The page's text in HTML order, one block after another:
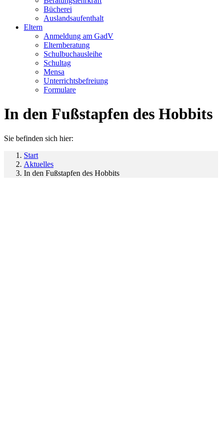
Bücherei
Auslandsaufenthalt
Eltern
Anmeldung am GadV
Elternberatung
Schulbuchausleihe
Schultag
Mensa
Unterrichtsbefreiung
Formulare
In den Fußstapfen des Hobbits
Sie befinden sich hier:
Start
Aktuelles
In den Fußstapfen des Hobbits